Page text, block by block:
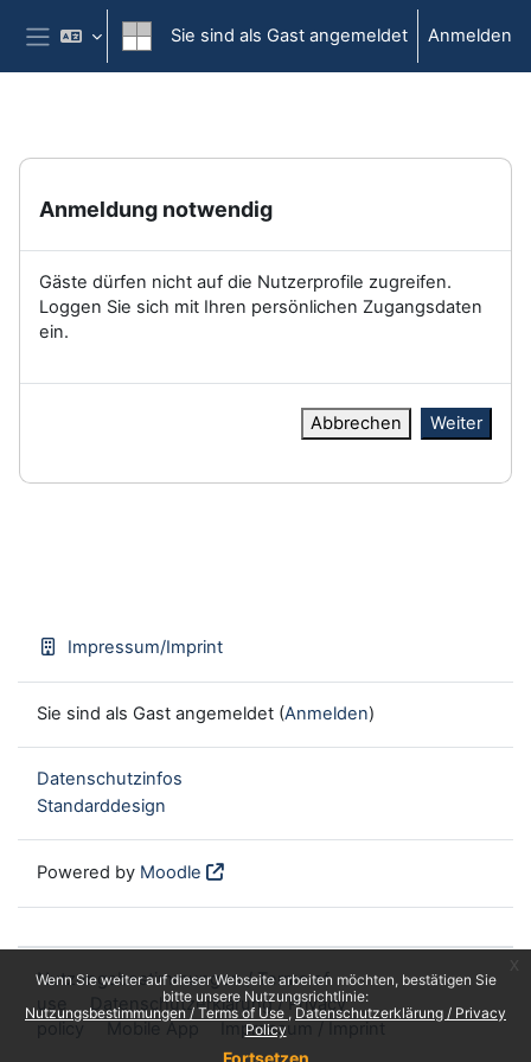
Zum Hauptinhalt
Wenn Sie weiter auf dieser Webseite arbeiten möchten, bestätigen Sie
bitte unsere Nutzungsrichtlinie:
Nutzungsbestimmungen / Terms of Use
Datenschutzerklärung / Privacy
Policy
Fortsetzen
Website-Übersicht
Sie sind als Gast angemeldet Anmelden
Anmeldung notwendig
Gäste dürfen nicht auf die Nutzerprofile zugreifen.
Loggen Sie sich mit Ihren persönlichen Zugangsdaten
ein.
Abbrechen Weiter
Impressum/Imprint
Sie sind als Gast angemeldet (Anmelden)
Datenschutzinfos
Standarddesign
Powered by Moodle
Nutzungsbestimmungen / Terms of
use
Datenschutzerklärung / Privacy
policy
Mobile App Impressum / Imprint